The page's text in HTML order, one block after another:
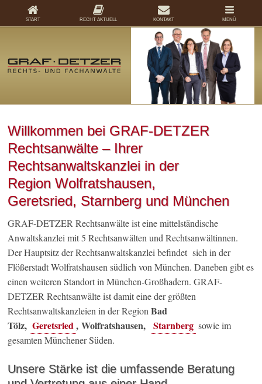
Willkommen bei GRAF-DETZER
Rechtsanwälte – Ihrer
Rechtsanwaltskanzlei in der
Region Wolfratshausen,
Geretsried, Starnberg und München
GRAF-DETZER Rechtsanwälte ist eine mittelständische
Anwaltskanzlei mit 5 Rechtsanwälten und Rechtsanwältinnen.
Der Hauptsitz der Rechtsanwaltskanzlei befindet sich in der
Flößerstadt Wolfratshausen südlich von München. Daneben gibt es
einen weiteren Standort in München-Großhadern. GRAF-
DETZER Rechtsanwälte ist damit eine der größten
Rechtsanwaltskanzleien in der RegionBad
Tölz, Geretsried, Wolfratshausen, Starnberg sowie im
gesamten Münchener Süden.
Unsere Stärke ist die umfassende Beratung
START RECHT AKTUELL KONTAKT MENÜ